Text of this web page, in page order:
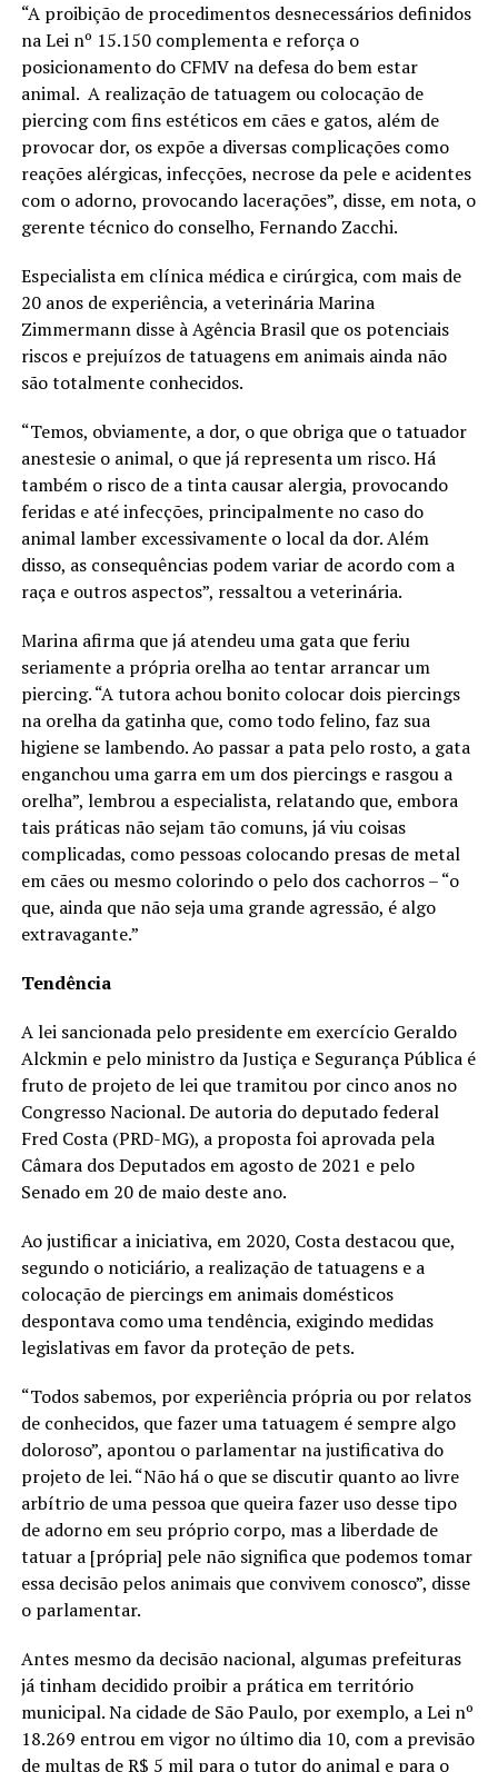
“A proibição de procedimentos desnecessários definidos
na Lei nº 15.150 complementa e reforça o
posicionamento do CFMV na defesa do bem estar
animal. A realização de tatuagem ou colocação de
piercing com fins estéticos em cães e gatos, além de
provocar dor, os expõe a diversas complicações como
reações alérgicas, infecções, necrose da pele e acidentes
com o adorno, provocando lacerações”, disse, em nota, o
gerente técnico do conselho, Fernando Zacchi.
Especialista em clínica médica e cirúrgica, com mais de
20 anos de experiência, a veterinária Marina
Zimmermann disse à Agência Brasil que os potenciais
riscos e prejuízos de tatuagens em animais ainda não
são totalmente conhecidos.
“Temos, obviamente, a dor, o que obriga que o tatuador
anestesie o animal, o que já representa um risco. Há
também o risco de a tinta causar alergia, provocando
feridas e até infecções, principalmente no caso do
animal lamber excessivamente o local da dor. Além
disso, as consequências podem variar de acordo com a
raça e outros aspectos”, ressaltou a veterinária.
Marina afirma que já atendeu uma gata que feriu
seriamente a própria orelha ao tentar arrancar um
piercing. “A tutora achou bonito colocar dois piercings
na orelha da gatinha que, como todo felino, faz sua
higiene se lambendo. Ao passar a pata pelo rosto, a gata
enganchou uma garra em um dos piercings e rasgou a
orelha”, lembrou a especialista, relatando que, embora
tais práticas não sejam tão comuns, já viu coisas
complicadas, como pessoas colocando presas de metal
em cães ou mesmo colorindo o pelo dos cachorros – “o
que, ainda que não seja uma grande agressão, é algo
extravagante.”
Tendência
A lei sancionada pelo presidente em exercício Geraldo
Alckmin e pelo ministro da Justiça e Segurança Pública é
fruto de projeto de lei que tramitou por cinco anos no
Congresso Nacional. De autoria do deputado federal
Fred Costa (PRD-MG), a proposta foi aprovada pela
Câmara dos Deputados em agosto de 2021 e pelo
Senado em 20 de maio deste ano.
Ao justificar a iniciativa, em 2020, Costa destacou que,
segundo o noticiário, a realização de tatuagens e a
colocação de piercings em animais domésticos
despontava como uma tendência, exigindo medidas
legislativas em favor da proteção de pets.
“Todos sabemos, por experiência própria ou por relatos
de conhecidos, que fazer uma tatuagem é sempre algo
doloroso”, apontou o parlamentar na justificativa do
projeto de lei. “Não há o que se discutir quanto ao livre
arbítrio de uma pessoa que queira fazer uso desse tipo
de adorno em seu próprio corpo, mas a liberdade de
tatuar a [própria] pele não significa que podemos tomar
essa decisão pelos animais que convivem conosco”, disse
o parlamentar.
Antes mesmo da decisão nacional, algumas prefeituras
já tinham decidido proibir a prática em território
municipal. Na cidade de São Paulo, por exemplo, a Lei nº
18.269 entrou em vigor no último dia 10, com a previsão
de multas de R$ 5 mil para o tutor do animal e para o